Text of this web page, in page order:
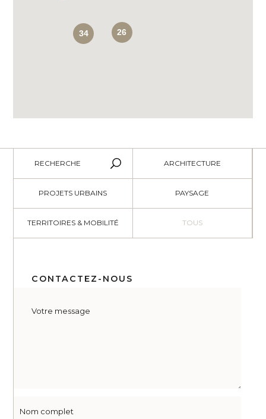
34 26
RECHERCHE ARCHITECTURE
PROJETS URBAINS PAYSAGE
TERRITOIRES & MOBILITÉ TOUS
CONTACTEZ-NOUS